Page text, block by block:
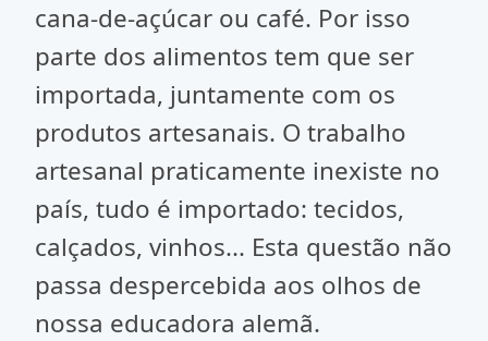
cana-de-açúcar ou café. Por isso
parte dos alimentos tem que ser
importada, juntamente com os
produtos artesanais. O trabalho
artesanal praticamente inexiste no
país, tudo é importado: tecidos,
calçados, vinhos... Esta questão não
passa despercebida aos olhos de
nossa educadora alemã.